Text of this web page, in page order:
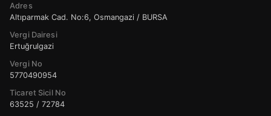
Adres
Altıparmak Cad. No:6, Osmangazi / BURSA
Vergi Dairesi
Ertuğrulgazi
Vergi No
5770490954
Ticaret Sicil No
63525 / 72784